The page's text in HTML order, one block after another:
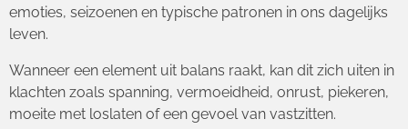
emoties, seizoenen en typische patronen in ons dagelijks
leven.
Wanneer een element uit balans raakt, kan dit zich uiten in
klachten zoals spanning, vermoeidheid, onrust, piekeren,
moeite met loslaten of een gevoel van vastzitten.